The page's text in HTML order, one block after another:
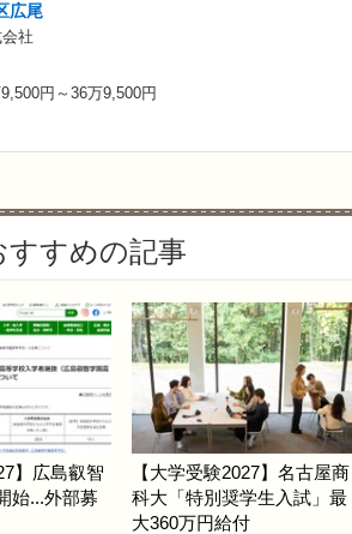
広尾
社
円～36万9,500円
すすめの記事
】広島叡智
始...外部募
【大学受験2027】名古屋商
科大「特別奨学生入試」最
大360万円給付